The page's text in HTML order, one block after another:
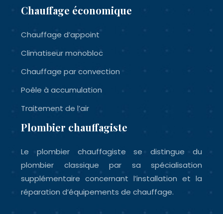
Chauffage économique
Chauffage d’appoint
Climatiseur monobloc
Chauffage par convection
Poêle à accumulation
Traitement de l’air
Plombier chauffagiste
Le plombier chauffagiste se distingue du
plombier classique par sa spécialisation
supplémentaire concernant l’installation et la
réparation d’équipements de chauffage.